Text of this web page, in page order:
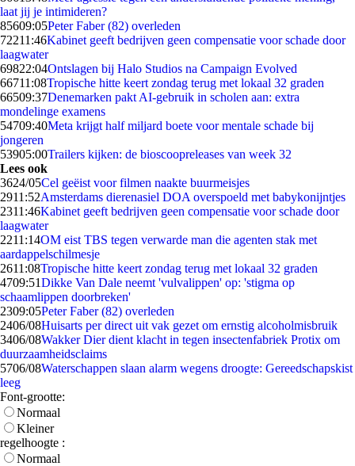
laat jij je intimideren?
85609:05Peter Faber (82) overleden
72211:46Kabinet geeft bedrijven geen compensatie voor schade door
laagwater
69822:04Ontslagen bij Halo Studios na Campaign Evolved
66711:08Tropische hitte keert zondag terug met lokaal 32 graden
66509:37Denemarken pakt AI-gebruik in scholen aan: extra
mondelinge examens
54709:40Meta krijgt half miljard boete voor mentale schade bij
jongeren
53905:00Trailers kijken: de bioscoopreleases van week 32
Lees ook
3624/05Cel geëist voor filmen naakte buurmeisjes
2911:52Amsterdams dierenasiel DOA overspoeld met babykonijntjes
2311:46Kabinet geeft bedrijven geen compensatie voor schade door
laagwater
2211:14OM eist TBS tegen verwarde man die agenten stak met
aardappelschilmesje
2611:08Tropische hitte keert zondag terug met lokaal 32 graden
4709:51Dikke Van Dale neemt 'vulvalippen' op: 'stigma op
schaamlippen doorbreken'
2309:05Peter Faber (82) overleden
2406/08Huisarts per direct uit vak gezet om ernstig alcoholmisbruik
3406/08Wakker Dier dient klacht in tegen insectenfabriek Protix om
duurzaamheidsclaims
5706/08Waterschappen slaan alarm wegens droogte: Gereedschapskist
leeg
Font-grootte:
Normaal
Kleiner
regelhoogte :
Normaal